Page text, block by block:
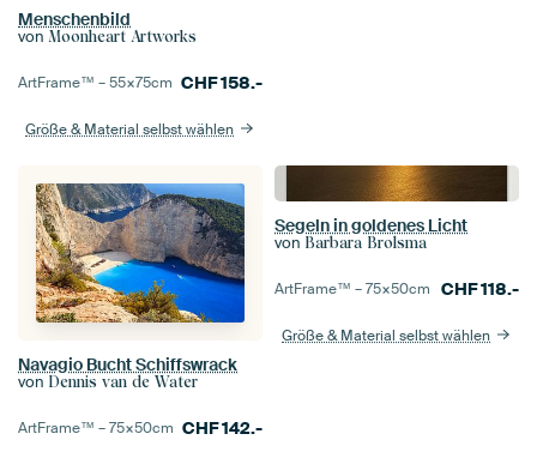
Menschenbild
von Moonheart Artworks
ArtFrame™ –55×75cm CHF158.-
Größe & Material selbst wählen
Navagio Bucht Schiffswrack
von Dennis van de Water
ArtFrame™ –75×50cm CHF142.-
Segeln in goldenes Licht
von Barbara Brolsma
ArtFrame™ –75×50cm CHF118.-
Größe & Material selbst wählen